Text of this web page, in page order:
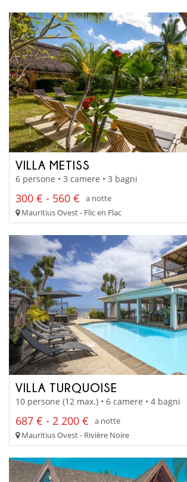
VILLA METISS
6 persone • 3 camere • 3 bagni
300 € - 560 €
a notte
Mauritius Ovest - Flic en Flac
VILLA TURQUOISE
10 persone (12 max.) • 6 camere • 4 bagni
687 € - 2 200 €
a notte
Mauritius Ovest - Rivière Noire